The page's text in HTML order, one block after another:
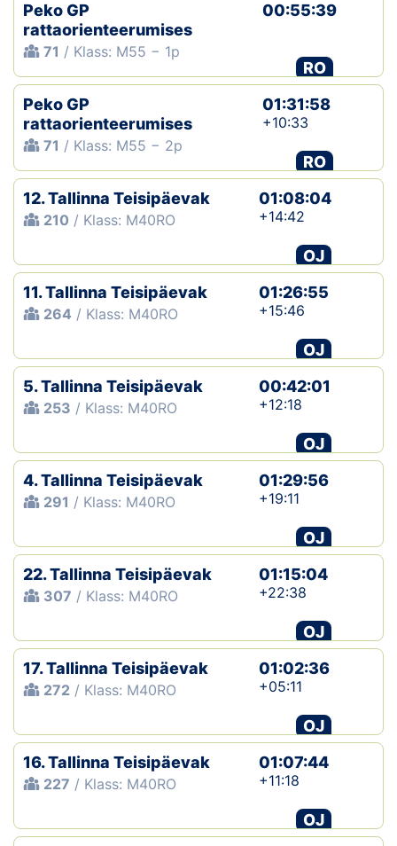
Peko GP
rattaorienteerumises
71 / Klass: M55 − 1p
00:55:39
RO
Peko GP
rattaorienteerumises
71 / Klass: M55 − 2p
01:31:58
+10:33
RO
12. Tallinna Teisipäevak
210 / Klass: M40RO
01:08:04
+14:42
OJ
11. Tallinna Teisipäevak
264 / Klass: M40RO
01:26:55
+15:46
OJ
5. Tallinna Teisipäevak
253 / Klass: M40RO
00:42:01
+12:18
OJ
4. Tallinna Teisipäevak
291 / Klass: M40RO
01:29:56
+19:11
OJ
22. Tallinna Teisipäevak
307 / Klass: M40RO
01:15:04
+22:38
OJ
17. Tallinna Teisipäevak
272 / Klass: M40RO
01:02:36
+05:11
OJ
16. Tallinna Teisipäevak
227 / Klass: M40RO
01:07:44
+11:18
OJ